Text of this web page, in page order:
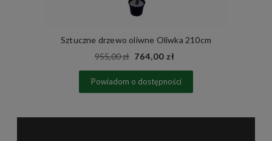
Sztuczne drzewo oliwne Oliwka 210cm
955,00 zł 764,00 zł
Powiadom o dostępności